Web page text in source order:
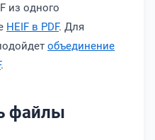
из одного
HEIF в PDF. Для
объединение
.
файлы